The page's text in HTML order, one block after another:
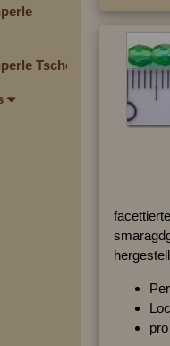
Tschechien